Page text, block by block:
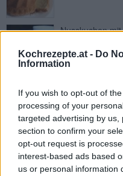
Kochrezepte.at - Do
Information
If you wish to opt-out of
processing of your
targeted advertising by
section to confirm your
opt-out request is
interest-based ads based
us or personal information
Nusskuchen
Leicht
Leicht